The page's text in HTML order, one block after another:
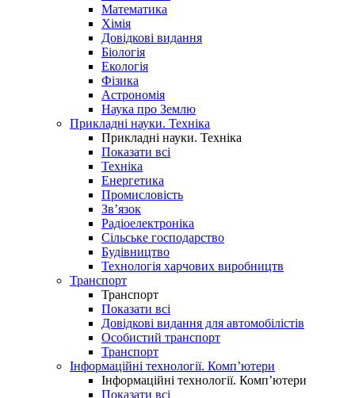
Математика
Хімія
Довідкові видання
Біологія
Екологія
Фізика
Астрономія
Наука про Землю
Прикладні науки. Техніка
Прикладні науки. Техніка
Показати всі
Техніка
Енергетика
Промисловість
Зв’язок
Радіоелектроніка
Сільське господарство
Будівництво
Технологія харчових виробництв
Транспорт
Транспорт
Показати всі
Довідкові видання для автомобілістів
Особистий транспорт
Транспорт
Інформаційні технології. Комп’ютери
Інформаційні технології. Комп’ютери
Показати всі